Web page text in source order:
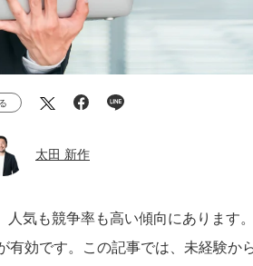
太田 新作
気も競争率も高い傾向にあります
効です。この記事では、未経験か